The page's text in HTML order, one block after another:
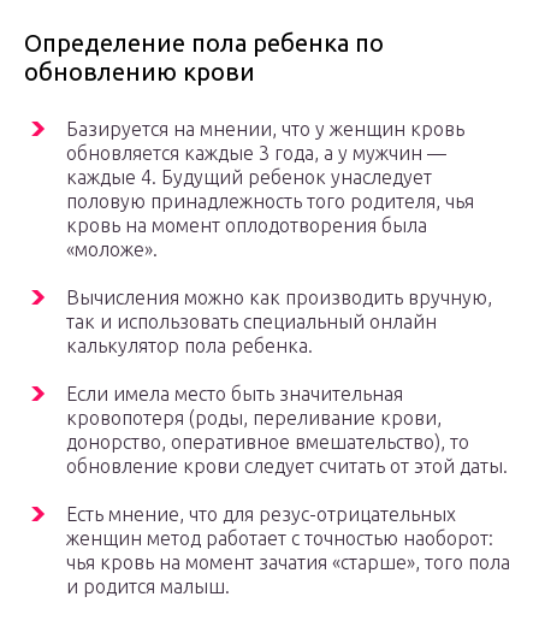
Определение пола ребенка по
обновлению крови
Базируется на мнении, что у женщин кровь
обновляется каждые 3 года, а у мужчин —
каждые 4. Будущий ребенок унаследует
половую принадлежность того родителя, чья
кровь на момент оплодотворения была
«моложе».
Вычисления можно как производить вручную,
так и использовать специальный онлайн
калькулятор пола ребенка.
Если имела место быть значительная
кровопотеря (роды, переливание крови,
донорство, оперативное вмешательство), то
обновление крови следует считать от этой даты.
Есть мнение, что для резус-отрицательных
женщин метод работает с точностью наоборот:
чья кровь на момент зачатия «старше», того пола
и родится малыш.